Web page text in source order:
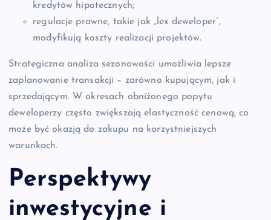
kredytów hipotecznych;
regulacje prawne, takie jak „lex deweloper”,
modyfikują koszty realizacji projektów.
Strategiczna analiza sezonowości umożliwia lepsze
zaplanowanie transakcji – zarówno kupującym, jak i
sprzedającym. W okresach obniżonego popytu
deweloperzy często zwiększają elastyczność cenową, co
może być okazją do zakupu na korzystniejszych
warunkach.
Perspektywy
inwestycyjne i